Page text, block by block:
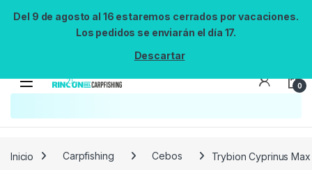
Del 9 de agosto al 16 estaremos cerrados por vacaciones.
Los pedidos se enviarán el día 17.
Descartar
0